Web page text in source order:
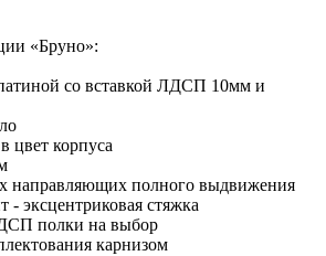
«Бруно»:
со вставкой ЛДСП 10мм и
корпуса
направляющих полного выдвижения
эксцентриковая стяжка
полки на выбор
карнизом